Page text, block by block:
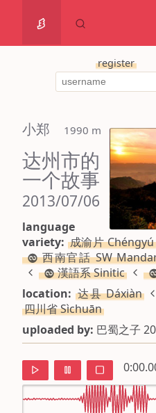
register
小郑 1990 m
达州市的
一个故事
2013/07/06
language
variety: 成渝片 Chéngyú
西南官話 SW
漢語系 Sinitic
location: 达县 Dáxiàn
四川省 Sìchuān
uploaded by: 巴蜀之子